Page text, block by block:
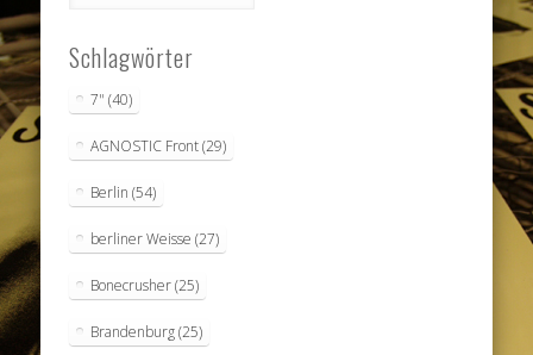
Schlagwörter
7" (40)
AGNOSTIC Front(29)
Berlin (54)
berliner Weisse (27)
Bonecrusher(25)
Brandenburg(25)